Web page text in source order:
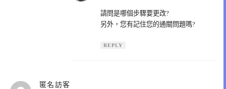
請問是哪個步驟要更改?
另外，您有記住您的通關問題嗎?
REPLY
匿名訪客